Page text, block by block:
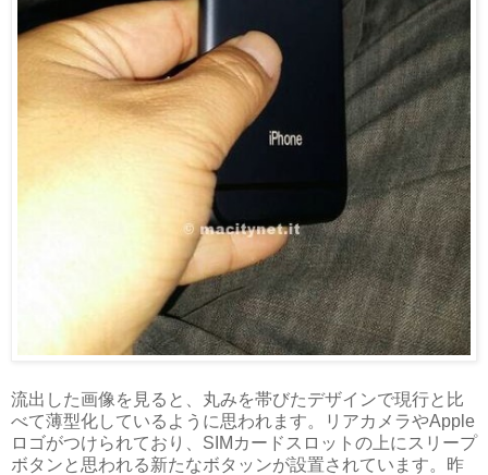
流出した画像を見ると、丸みを帯びたデザインで現行と比
べて薄型化しているように思われます。リアカメラやApple
ロゴがつけられており、SIMカードスロットの上にスリープ
ボタンと思われる新たなボタッンが設置されています。昨